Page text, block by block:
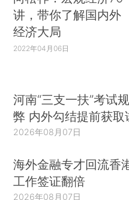
讲，带你了解国内外
经济大局
2022年04月06日
河南“三支一扶”考试
弊 内外勾结提前获取
2026年08月07日
海外金融专才回流香
工作签证翻倍
2026年08月07日